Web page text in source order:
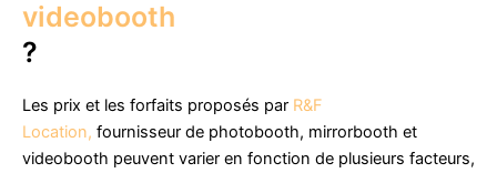
videobooth
?
Les prix et les forfaits proposés par R&F
Location, fournisseur de photobooth, mirrorbooth et
videobooth peuvent varier en fonction de plusieurs facteurs,